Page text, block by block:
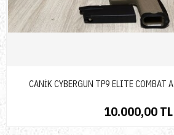
CANİK CYBERGUN TP9 ELITE COMBAT
10.000,00 TL